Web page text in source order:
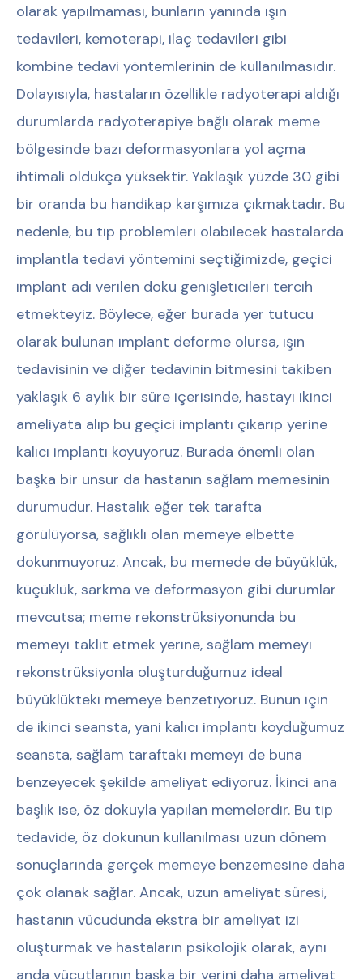
olarak yapılmaması, bunların yanında ışın
tedavileri, kemoterapi, ilaç tedavileri gibi
kombine tedavi yöntemlerinin de kullanılmasıdır.
Dolayısıyla, hastaların özellikle radyoterapi aldığı
durumlarda radyoterapiye bağlı olarak meme
bölgesinde bazı deformasyonlara yol açma
ihtimali oldukça yüksektir. Yaklaşık yüzde 30 gibi
bir oranda bu handikap karşımıza çıkmaktadır. Bu
nedenle, bu tip problemleri olabilecek hastalarda
implantla tedavi yöntemini seçtiğimizde, geçici
implant adı verilen doku genişleticileri tercih
etmekteyiz. Böylece, eğer burada yer tutucu
olarak bulunan implant deforme olursa, ışın
tedavisinin ve diğer tedavinin bitmesini takiben
yaklaşık 6 aylık bir süre içerisinde, hastayı ikinci
ameliyata alıp bu geçici implantı çıkarıp yerine
kalıcı implantı koyuyoruz. Burada önemli olan
başka bir unsur da hastanın sağlam memesinin
durumudur. Hastalık eğer tek tarafta
görülüyorsa, sağlıklı olan memeye elbette
dokunmuyoruz. Ancak, bu memede de büyüklük,
küçüklük, sarkma ve deformasyon gibi durumlar
mevcutsa; meme rekonstrüksiyonunda bu
memeyi taklit etmek yerine, sağlam memeyi
rekonstrüksiyonla oluşturduğumuz ideal
büyüklükteki memeye benzetiyoruz. Bunun için
de ikinci seansta, yani kalıcı implantı koyduğumuz
seansta, sağlam taraftaki memeyi de buna
benzeyecek şekilde ameliyat ediyoruz. İkinci ana
başlık ise, öz dokuyla yapılan memelerdir. Bu tip
tedavide, öz dokunun kullanılması uzun dönem
sonuçlarında gerçek memeye benzemesine daha
çok olanak sağlar. Ancak, uzun ameliyat süresi,
hastanın vücudunda ekstra bir ameliyat izi
oluşturmak ve hastaların psikolojik olarak, aynı
anda vücutlarının başka bir yerini daha ameliyat